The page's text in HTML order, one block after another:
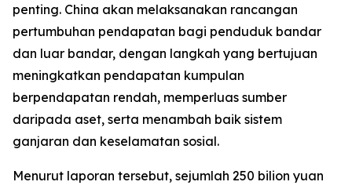
penting. China akan melaksanakan rancangan
pertumbuhan pendapatan bagi penduduk bandar
dan luar bandar, dengan langkah yang bertujuan
meningkatkan pendapatan kumpulan
berpendapatan rendah, memperluas sumber
daripada aset, serta menambah baik sistem
ganjaran dan keselamatan sosial.
Menurut laporan tersebut, sejumlah 250 bilion yuan